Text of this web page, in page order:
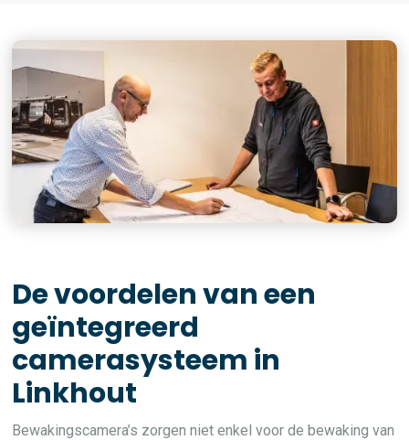
De voordelen van een
geïntegreerd
camerasysteem in
Linkhout
Bewakingscamera’s zorgen niet enkel voor de bewaking van